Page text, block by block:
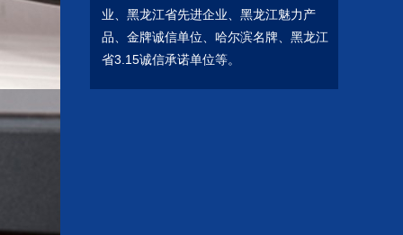
业、黑龙江省先进企业、黑龙江魅力产
品、金牌诚信单位、哈尔滨名牌、黑龙江
省3.15诚信承诺单位等。